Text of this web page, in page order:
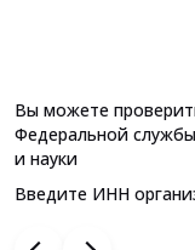
Вы можете
Федеральной
и науки
Введите ИНН